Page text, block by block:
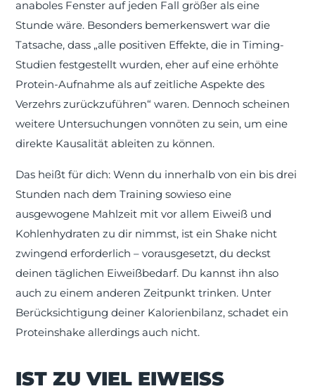
anaboles Fenster auf jeden Fall größer als eine
Stunde wäre. Besonders bemerkenswert war die
Tatsache, dass „alle positiven Effekte, die in Timing-
Studien festgestellt wurden, eher auf eine erhöhte
Protein-Aufnahme als auf zeitliche Aspekte des
Verzehrs zurückzuführen“ waren. Dennoch scheinen
weitere Untersuchungen vonnöten zu sein, um eine
direkte Kausalität ableiten zu können.
Das heißt für dich: Wenn du innerhalb von ein bis drei
Stunden nach dem Training sowieso eine
ausgewogene Mahlzeit mit vor allem Eiweiß und
Kohlenhydraten zu dir nimmst, ist ein Shake nicht
zwingend erforderlich – vorausgesetzt, du deckst
deinen täglichen Eiweißbedarf. Du kannst ihn also
auch zu einem anderen Zeitpunkt trinken. Unter
Berücksichtigung deiner Kalorienbilanz, schadet ein
Proteinshake allerdings auch nicht.
IST ZU VIEL EIWEISS S